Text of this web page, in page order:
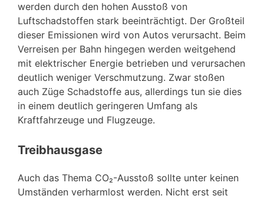
werden durch den hohen Ausstoß von
Luftschadstoffen stark beeinträchtigt. Der Großteil
dieser Emissionen wird von Autos verursacht. Beim
Verreisen per Bahn hingegen werden weitgehend
mit elektrischer Energie betrieben und verursachen
deutlich weniger Verschmutzung. Zwar stoßen
auch Züge Schadstoffe aus, allerdings tun sie dies
in einem deutlich geringeren Umfang als
Kraftfahrzeuge und Flugzeuge.
Treibhausgase
Auch das Thema CO₂-Ausstoß sollte unter keinen
Umständen verharmlost werden. Nicht erst seit